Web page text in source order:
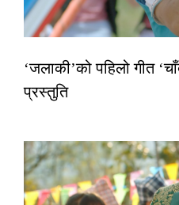
‘जलाकी’को पहिलो गीत
प्रस्तुति